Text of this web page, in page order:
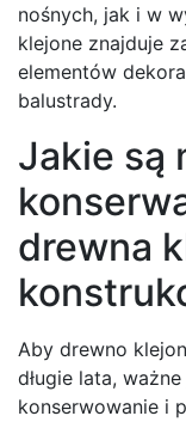
nośnych, jak i w
klejone znajduje
elementów
balustrady.
Jakie są
drewna
Aby drewno
długie lata,
konserwowanie i